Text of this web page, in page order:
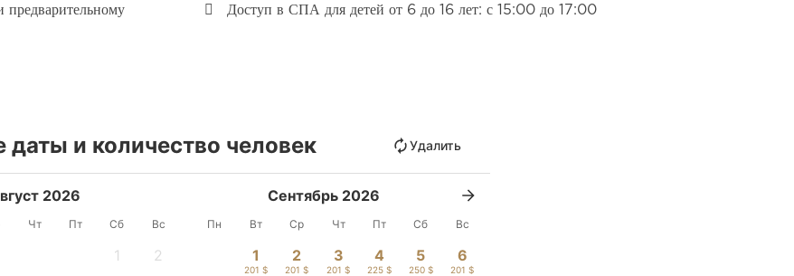
Доступ в СПА для детей от 6 до 16 лет: с 15:00 до 17:00
даты и количество человек Удалить
2026
Чт Пт Сб Вс
1 2
Сентябрь 2026
Пн Вт Ср Чт Пт Сб Вс
1
201 $
2
201 $
3
201 $
4
225 $
5
250 $
6
201 $